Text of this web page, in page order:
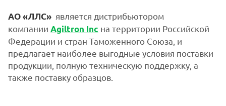
АО «ЛЛС» является дистрибьютором
компании Agiltron Inc на территории Российской
Федерации и стран Таможенного Союза, и
предлагает наиболее выгодные условия поставки
продукции, полную техническую поддержку, а
также поставку образцов.